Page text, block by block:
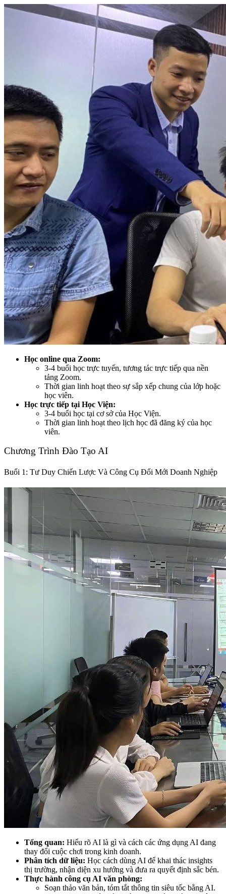
Học online qua Zoom:
3-4 buổi học trực tuyến, tương tác trực tiếp qua nền
tảng Zoom.
Thời gian linh hoạt theo sự sắp xếp chung của lớp hoặc
học viên.
Học trực tiếp tại Học Viện:
3-4 buổi học tại cơ sở của Học Viện.
Thời gian linh hoạt theo lịch học đã đăng ký của học
viên.
Chương Trình Đào Tạo AI
Buổi 1: Tư Duy Chiến Lược Và Công Cụ Đổi Mới Doanh Nghiệp
Tổng quan: Hiểu rõ AI là gì và cách các ứng dụng AI đang
thay đổi cuộc chơi trong kinh doanh.
Phân tích dữ liệu: Học cách dùng AI để khai thác insights
thị trường, nhận diện xu hướng và đưa ra quyết định sắc bén.
Thực hành công cụ AI văn phòng:
Soạn thảo văn bản, tóm tắt thông tin siêu tốc bằng AI.